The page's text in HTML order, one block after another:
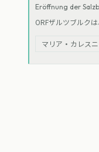
Eröffnung der
ORFザルツブルク
マリア・カレス